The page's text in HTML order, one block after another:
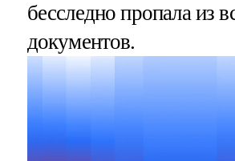
бесследно пропала из
документов.